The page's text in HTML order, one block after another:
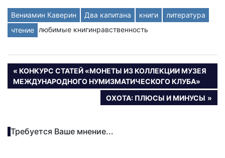
Вениамин Каверин Два капитана книги
литература
любимые книгинравственность
чтение
Навигация
по
ПРЕДЫДУЩАЯ
ЗАПИСЬ:
КОНКУРС СТАТЕЙ «МОНЕТЫ ИЗ КОЛЛЕКЦИИ МУЗЕЯ
МЕЖДУНАРОДНОГО НУМИЗМАТИЧЕСКОГО КЛУБА»
СЛЕДУЮЩАЯ
ЗАПИСЬ:
ОХОТА: ПЛЮСЫ И МИНУСЫ
Требуется Ваше мнение...